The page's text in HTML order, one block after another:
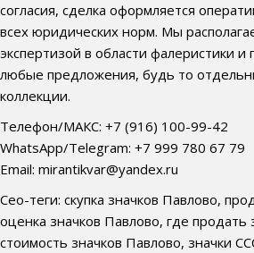
согласия, сделка оформляется
всех юридических норм. Мы
экспертизой в области фалеристики и
любые предложения, будь то
коллекции.
Телефон/МАКС: +7 (916) 100-99-42
WhatsApp/Telegram: +7 999 780 67 79
Email: mirantikvar@yandex.ru
Сео-теги: скупка значков Павлово,
оценка значков Павлово, где продать
стоимость значков Павлово, значки